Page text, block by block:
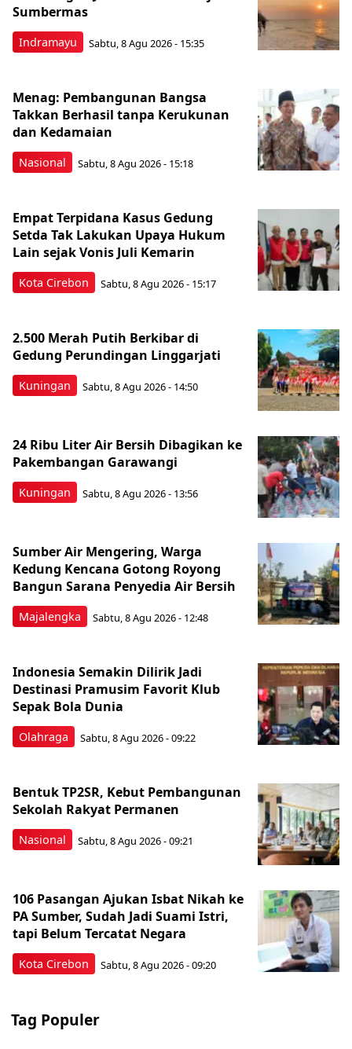
Indramayu
Sumbermas
Sabtu, 8 Agu 2026 - 15:35
Nasional
Menag: Pembangunan Bangsa
Takkan Berhasil tanpa Kerukunan
dan Kedamaian
Sabtu, 8 Agu 2026 - 15:18
Kota Cirebon
Empat Terpidana Kasus Gedung
Setda Tak Lakukan Upaya Hukum
Lain sejak Vonis Juli Kemarin
Sabtu, 8 Agu 2026 - 15:17
Kuningan
2.500 Merah Putih Berkibar di
Gedung Perundingan Linggarjati
Sabtu, 8 Agu 2026 - 14:50
Kuningan
24 Ribu Liter Air Bersih Dibagikan ke
Pakembangan Garawangi
Sabtu, 8 Agu 2026 - 13:56
Majalengka
Sumber Air Mengering, Warga
Kedung Kencana Gotong Royong
Bangun Sarana Penyedia Air Bersih
Sabtu, 8 Agu 2026 - 12:48
Olahraga
Indonesia Semakin Dilirik Jadi
Destinasi Pramusim Favorit Klub
Sepak Bola Dunia
Sabtu, 8 Agu 2026 - 09:22
Nasional
Bentuk TP2SR, Kebut Pembangunan
Sekolah Rakyat Permanen
Sabtu, 8 Agu 2026 - 09:21
Kota Cirebon
106 Pasangan Ajukan Isbat Nikah ke
PA Sumber, Sudah Jadi Suami Istri,
tapi Belum Tercatat Negara
Sabtu, 8 Agu 2026 - 09:20
Tag Populer